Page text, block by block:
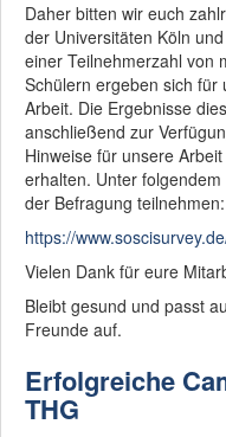
Daher bitten wir euch
der Universitäten Köln
einer Teilnehmerzahl von
Schülern ergeben sich für
Arbeit. Die Ergebnisse
anschließend zur
Hinweise für unsere
erhalten. Unter
der Befragung teilnehmen:
https://
Vielen Dank für eure
Bleibt gesund und passt
Freunde auf.
Erfolgreiche
THG